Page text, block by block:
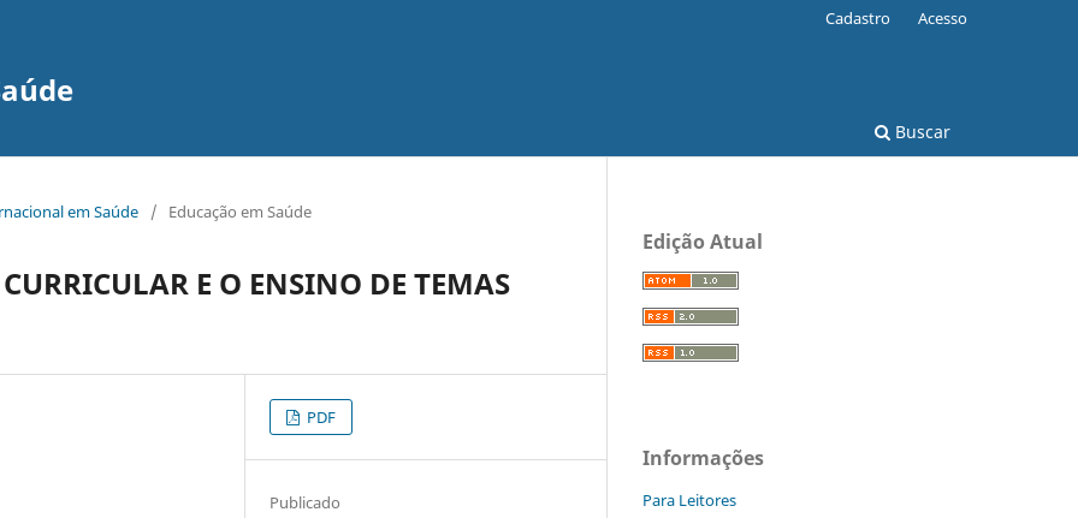
Buscar
Cadastro Acesso
em Saúde / Educação em Saúde
E O ENSINO DE TEMAS
PDF
Publicado
Edição Atual
Informações
Para Leitores